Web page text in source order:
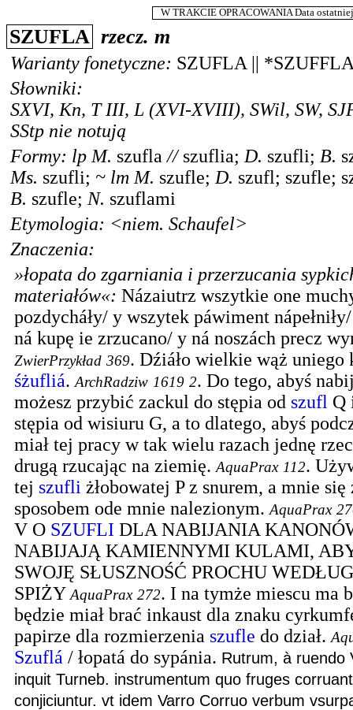
W TRAKCIE OPRACOWANIA Data
SZUFLA rzecz. m
Warianty fonetyczne: SZUFLA || *SZUFFLA
Słowniki:
SXVI, Kn, T III, L (XVI-XVIII), SWil, SW,
SStp nie notują
Formy: lp M. szufla // szuflia; D. szufli; B.
Ms. szufli; ~ lm M. szufle; D. szufl; szufle;
B. szufle; N. szuflami
Etymologia: <niem. Schaufel>
Znaczenia:
»łopata do zgarniania i przerzucania
materiałów«: Názaiutrz wszytkie one
pozdycháły/ y wszytek páwiment
ná kupę ie zrzucano/ y ná noszách precz
ZwierPrzykład 369. Dźiáło wielkie wąż uniego
śżufliá. ArchRadziw 1619 2. Do tego, abyś
możesz przybić zackul do stępia od szufl Q
stępia od wisiuru G, a to dlatego, abyś
miał tej pracy w tak wielu razach jednę
drugą rzucając na ziemię. AquaPrax 112.
tej szufli żłobowatej P z snurem, a mnie
sposobem ode mnie nalezionym. AquaPrax
V O SZUFLI DLA NABIJANIA
NABIJAJĄ KAMIENNYMI KULAMI,
SWOJĘ SŁUSZNOŚĆ PROCHU
SPIŻY AquaPrax 272. I na tymże miescu ma
będzie miał brać inkaust dla znaku
papirze dla rozmierzenia szufle do dział.
Szuflá / łopatá do sypánia. Rutrum, à ruendo
inquit Turneb. instrumentum quo fruges
conjiciuntur. vt idem Varro Corruo verbum